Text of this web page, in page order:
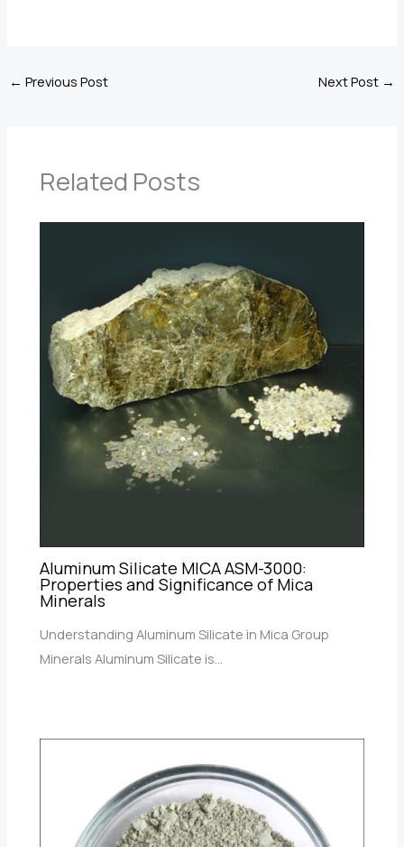
← Previous Post Next Post →
Related Posts
Aluminum Silicate MICA ASM-3000:
Properties and Significance of Mica
Minerals
Understanding Aluminum Silicate in Mica Group
Minerals Aluminum Silicate is…